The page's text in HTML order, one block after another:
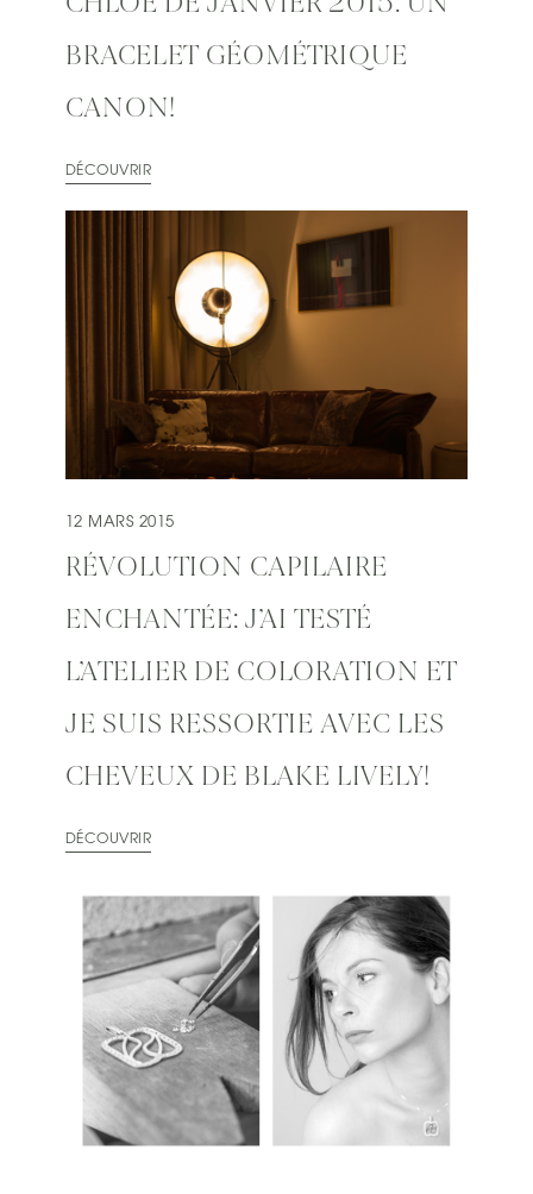
CHLOÉ DE JANVIER 2015: UN
BRACELET GÉOMÉTRIQUE
CANON!
DÉCOUVRIR
12 MARS 2015
RÉVOLUTION CAPILAIRE
ENCHANTÉE: J’AI TESTÉ
L’ATELIER DE COLORATION ET
JE SUIS RESSORTIE AVEC LES
CHEVEUX DE BLAKE LIVELY!
DÉCOUVRIR